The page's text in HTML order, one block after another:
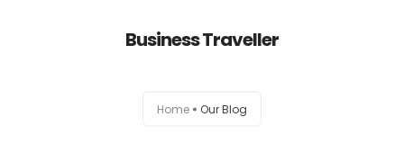
Onderhoud en reparatieBusiness Traveller
Home Our Blog